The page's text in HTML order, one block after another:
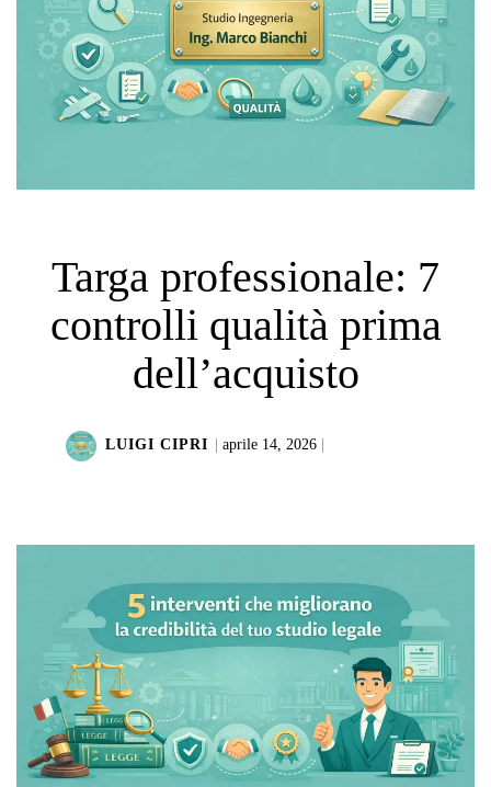
Targa professionale: 7
controlli qualità prima
dell’acquisto
LUIGI CIPRI aprile 14, 2026|